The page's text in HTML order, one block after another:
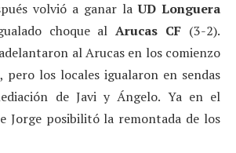
volvió a ganar laUD Longuera
choque alArucas CF (3-2).
al Arucas en los comienzo
pero los locales igualaron en sendas
de Javi y Ángelo. Ya en el
Jorge posibilitó la remontada de los